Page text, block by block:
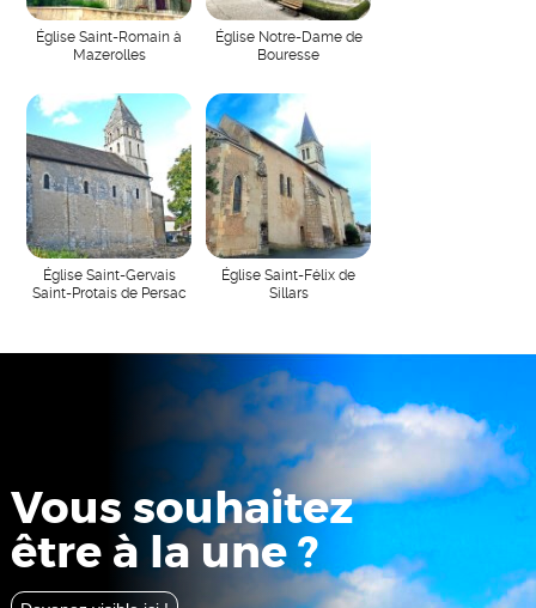
Église Saint-Romain à
Mazerolles
Église Notre-Dame de
Bouresse
Église Saint-Gervais
Saint-Protais de Persac
Église Saint-Félix de
Sillars
Vous souhaitez
être à la une ?